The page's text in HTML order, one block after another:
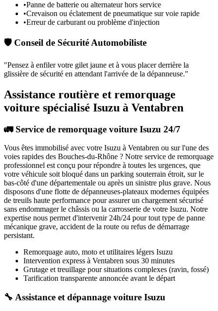
•Panne de batterie ou alternateur hors service
•Crevaison ou éclatement de pneumatique sur voie rapide
•Erreur de carburant ou problème d'injection
🛡️ Conseil de Sécurité Automobiliste
"Pensez à enfiler votre gilet jaune et à vous placer derrière la
glissière de sécurité en attendant l'arrivée de la dépanneuse."
Assistance routière et remorquage
voiture spécialisé Isuzu à Ventabren
🚛 Service de remorquage voiture Isuzu 24/7
Vous êtes immobilisé avec votre Isuzu à Ventabren ou sur l'une des
voies rapides des Bouches-du-Rhône ? Notre service de remorquage
professionnel est conçu pour répondre à toutes les urgences, que
votre véhicule soit bloqué dans un parking souterrain étroit, sur le
bas-côté d'une départementale ou après un sinistre plus grave. Nous
disposons d'une flotte de dépanneuses-plateaux modernes équipées
de treuils haute performance pour assurer un chargement sécurisé
sans endommager le châssis ou la carrosserie de votre Isuzu. Notre
expertise nous permet d'intervenir 24h/24 pour tout type de panne
mécanique grave, accident de la route ou refus de démarrage
persistant.
Remorquage auto, moto et utilitaires légers Isuzu
Intervention express à Ventabren sous 30 minutes
Grutage et treuillage pour situations complexes (ravin, fossé)
Tarification transparente annoncée avant le départ
🔧 Assistance et dépannage voiture Isuzu